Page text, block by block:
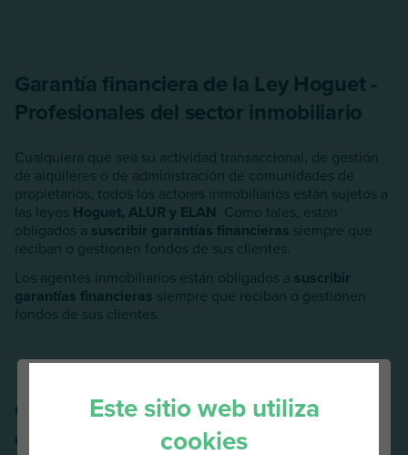
Garantía financiera de la Ley Hoguet -
Profesionales del sector inmobiliario
Cualquiera que sea su actividad transaccional, de gestión
de alquileres o de administración de comunidades de
propietarios, todos los actores inmobiliarios están sujetos a
las leyes Hoguet, ALUR y ELAN. Como tales, están
obligados a suscribir garantías financieras siempre que
reciban o gestionen fondos de sus clientes.
Los agentes inmobiliarios están obligados a suscribir
garantías financieras siempre que reciban o gestionen
fondos de sus clientes.
Garantía financiera para las subastas -
operadores de ventas voluntarias
Este sitio web utiliza
cookies